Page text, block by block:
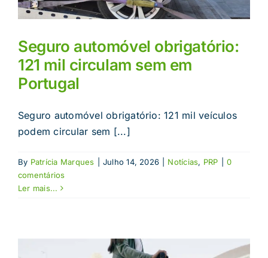
Seguro automóvel obrigatório:
121 mil circulam sem em
Portugal
Seguro automóvel obrigatório: 121 mil veículos
podem circular sem [...]
By Patrícia Marques Julho 14, 2026 Notícias, PRP
0
comentários
Ler mais...